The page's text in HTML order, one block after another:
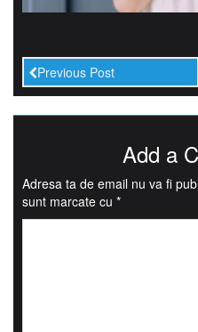
Previous Post
Add a
Adresa ta de email nu va fi
sunt marcate cu *